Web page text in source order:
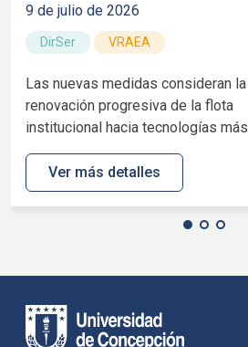
9 de julio de 2026
DirSer VRAEA
Las nuevas medidas consideran la
renovación progresiva de la flota
institucional hacia tecnologías más
Ver más detalles